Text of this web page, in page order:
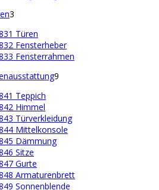
3
Türen
Fensterheber
Fensterrahmen
9
Teppich
Himmel
Türverkleidung
Mittelkonsole
Dämmung
Sitze
Gurte
Armaturenbrett
Sonnenblende